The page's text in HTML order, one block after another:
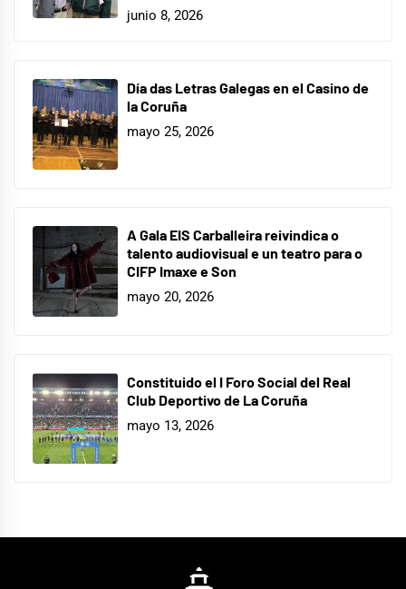
junio 8, 2026
Día das Letras Galegas en el Casino de
la Coruña
mayo 25, 2026
A Gala EIS Carballeira reivindica o
talento audiovisual e un teatro para o
CIFP Imaxe e Son
mayo 20, 2026
Constituido el I Foro Social del Real
Club Deportivo de La Coruña
mayo 13, 2026